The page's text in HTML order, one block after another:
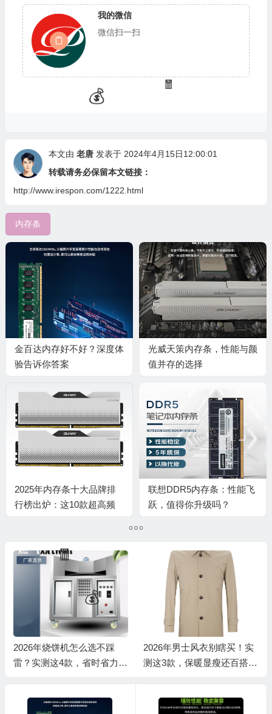
我的微信
微信扫一扫
本文由 老唐发表于 2024年4月15日12:00:01
转载请务必保留本文链接：
http://www.irespon.com/1222.html
内存条
金百达内存好不好？深度体
验告诉你答案
光威天策内存条，性能与颜
值并存的选择
2025年内存条十大品牌排
行榜出炉：这10款超高频
联想DDR5内存条：性能飞
跃，值得你升级吗？
2026年烧饼机怎么选不踩
雷？实测这4款，省时省力还
2026年男士风衣别瞎买！实
测这3款，保暖显瘦还百搭，
💰
🎁
💰
🧧